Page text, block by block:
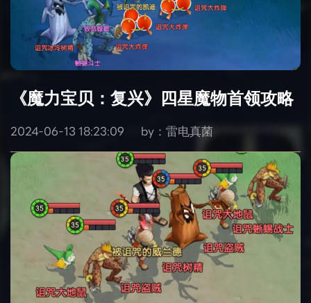
《魔力宝贝：复兴》四星魔物首领攻略
2024-06-13 18:23:09 by：雷电真菌